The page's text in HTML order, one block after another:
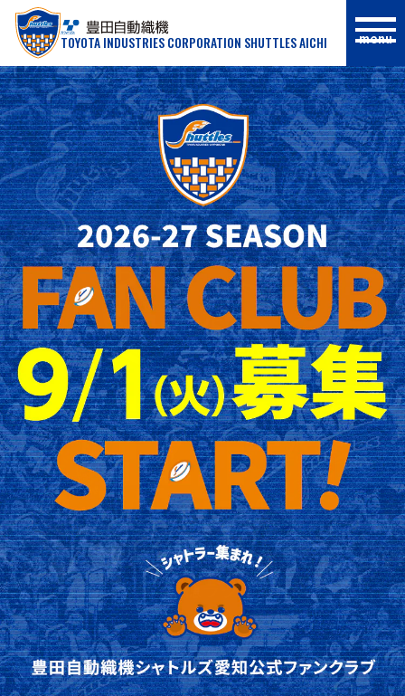
TOYOTA INDUSTRIES CORPORATION SHUTTLES AICHI menu